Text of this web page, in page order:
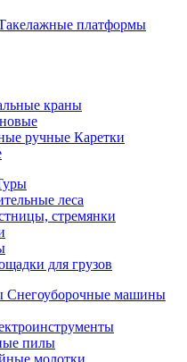
платформы
краны
Каретки
леса
стремянки
для грузов
Снегоуборочные машины
пилы
молотки